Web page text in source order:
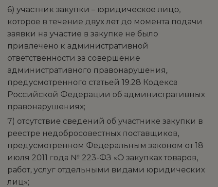
6) участник закупки – юридическое лицо,
которое в течение двух лет до момента подачи
заявки на участие в закупке не было
привлечено к административной
ответственности за совершение
административного правонарушения,
предусмотренного статьей 19.28 Кодекса
Российской Федерации об административных
правонарушениях;
7) отсутствие сведений об участнике закупки в
реестре недобросовестных поставщиков,
предусмотренном Федеральным законом от 18
июля 2011 года № 223-ФЗ «О закупках товаров,
работ, услуг отдельными видами юридических
лиц»;